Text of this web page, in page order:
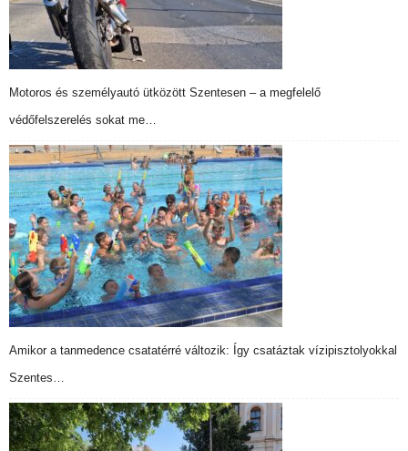
Motoros és személyautó ütközött Szentesen – a megfelelő
védőfelszerelés sokat me…
Amikor a tanmedence csatatérré változik: Így csatáztak vízipisztolyokkal
Szentes…